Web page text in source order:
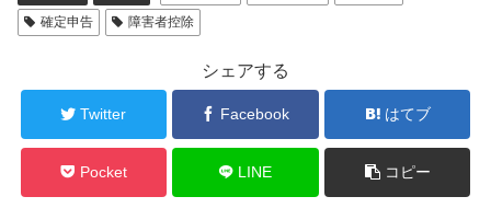
確定申告
障害者控除
シェアする
Twitter Facebook はてブ
Pocket LINE コピー